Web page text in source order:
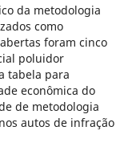
da metodologia
como
foram cinco
poluidor
tabela para
econômica do
de metodologia
autos de infração